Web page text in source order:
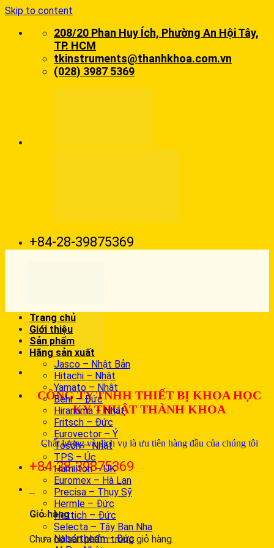
Skip to content
208/20 Phan Huy Ích, Phường An Hội Tây,
TP. HCM
tkinstruments@thanhkhoa.com.vn
(028) 3987 5369
+84-28-39875369
CÔNG TY TNHH THIẾT BỊ KHOA HỌC
KỸ THUẬT THÀNH KHOA
Chất lượng và dịch vụ là ưu tiên hàng đầu của chúng tôi
+84-28-39875369
Giỏ hàng
Chưa có sản phẩm trong giỏ hàng.
Trang chủ
Giới thiệu
Sản phẩm
Hãng sản xuất
Jasco – Nhật Bản
Hitachi – Nhật
Yamato – Nhật
Behr – Đức
Hiranuma – Nhật
Fritsch – Đức
Eurovector – Ý
Tosoh – Nhật
TPS – Úc
Hamilton – UK
Euromex – Hà Lan
Precisa – Thụy Sỹ
Hermle – Đức
Hettich – Đức
Selecta – Tây Ban Nha
Nabertherm – Đức